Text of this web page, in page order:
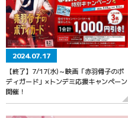
2024.07.17
【終了】7/17(水)～映画「赤羽骨子のボ
ディガード」×トンデミ応援キャンペーン
開催！